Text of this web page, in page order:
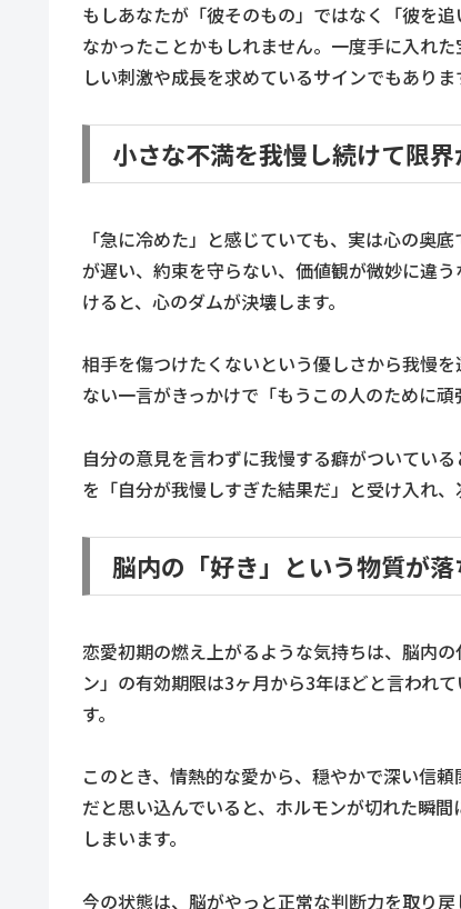
もしあなたが「彼そのもの」ではなく「彼を
なかったことかもしれません。一度手に入れ
しい刺激や成長を求めているサインでもありま
小さな不満を我慢し続けて限
「急に冷めた」と感じていても、実は心の奥
が遅い、約束を守らない、価値観が微妙に違
けると、心のダムが決壊します。
相手を傷つけたくないという優しさから我慢
ない一言がきっかけで「もうこの人のために
自分の意見を言わずに我慢する癖がついてい
を「自分が我慢しすぎた結果だ」と受け入れ
脳内の「好き」という物質が
恋愛初期の燃え上がるような気持ちは、脳内
ン」の有効期限は3ヶ月から3年ほどと言われ
す。
このとき、情熱的な愛から、穏やかで深い信
だと思い込んでいると、ホルモンが切れた瞬
しまいます。
今の状態は、脳がやっと正常な判断力を取り